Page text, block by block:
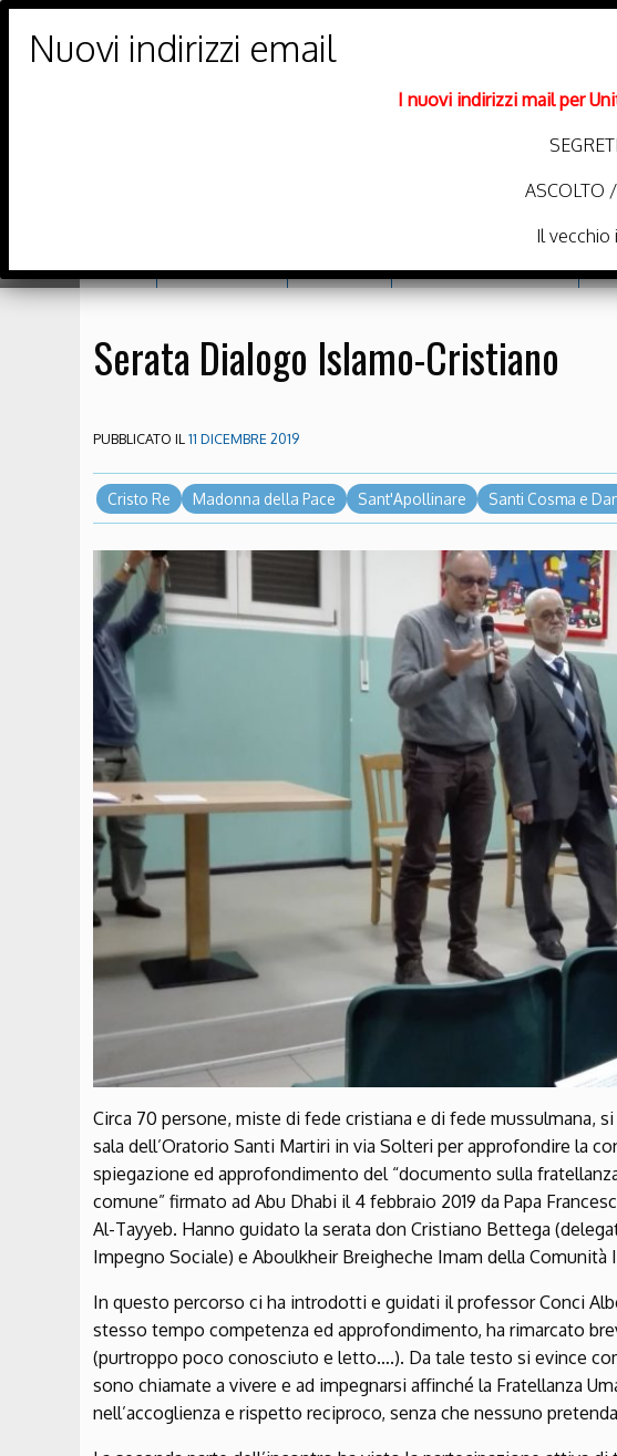
Trento Nord
Serata Dialogo Islamo-Cristiano
PUBBLICATO IL11 DICEMBRE 2019
Cristo Re Madonna della Pace Sant'Apollinare Santi Cosma e
Circa 70 persone, miste di fede cristiana e di fede mussulmana,
sala dell’Oratorio Santi Martiri in via Solteri per approfondire la
spiegazione ed approfondimento del “documento sulla
comune” firmato ad Abu Dhabi il 4 febbraio 2019 da Papa
Al-Tayyeb. Hanno guidato la serata don Cristiano Bettega
Impegno Sociale) e Aboulkheir Breigheche Imam della Comunità
In questo percorso ci ha introdotti e guidati il professor Conci
stesso tempo competenza ed approfondimento, ha rimarcato
(purtroppo poco conosciuto e letto….). Da tale testo si evince
sono chiamate a vivere e ad impegnarsi affinché la Fratellanza
nell’accoglienza e rispetto reciproco, senza che nessuno
I nuovi indirizzi mail per
ASCOLTO
Il vecchio